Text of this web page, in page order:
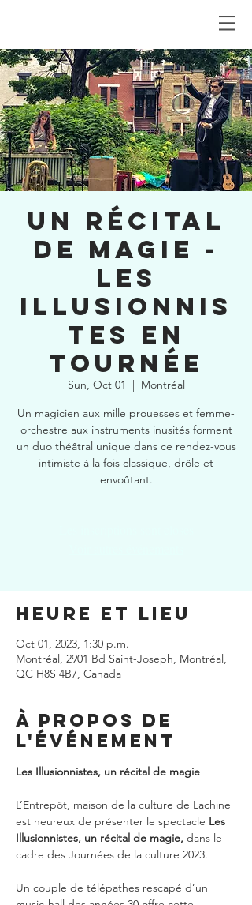
Un récital
de magie -
Les
Illusionnis
tes en
tournée
Sun, Oct 01
  |
Montréal
Un magicien aux mille prouesses et femme-
orchestre aux instruments inusités forment
un duo théâtral unique dans ce rendez-vous
intimiste à la fois classique, drôle et
envoûtant.
Heure et lieu
Oct 01, 2023, 1:30 p.m.
Montréal, 2901 Bd Saint-Joseph, Montréal,
QC H8S 4B7, Canada
À propos de
l'événement
L’Entrepôt, maison de la culture de Lachine
est heureux de présenter le spectacle Les
Illusionnistes, un récital de magie, dans le
cadre des Journées de la culture 2023.
Un couple de télépathes rescapé d’un